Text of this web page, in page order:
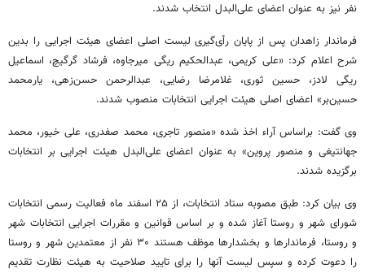
نفر نیز به عنوان اعضای علی‌البدل انتخاب شدند.
فرماندار زاهدان پس از پایان رأی‌گیری لیست اصلی اعضای هیئت اجرایی را بدین
شرح اعلام کرد: «علی کریمی، عبدالحکیم ریگی میرجاوه، فرشاد گرگیچ، اسماعیل
ریگی لادز، حسین ثوری، غلامرضا رضایی، عبدالرحمن حسن‌زهی، یارمحمد
حسین‌بر» اعضای اصلی هیئت اجرایی انتخابات منصوب شدند.
وی گفت: براساس آراء اخذ شده «منصور تاجری، محمد صفدری، علی خیور، محمد
جهانتیغی و منصور پروین» به عنوان اعضای علی‌البدل هیئت اجرایی بر انتخابات
برگزیده شدند.
وی بیان کرد: طبق مصوبه ستاد انتخابات‌، از ۲۵ اسفند ماه فعالیت رسمی انتخابات
شورای شهر و روستا آغاز شده و بر اساس قوانین و مقررات اجرایی انتخابات شهر
و روستا، فرماندارها و بخشدارها موظف هستند ۳۰ نفر از معتمدین شهر و روستا
را دعوت کرده و سپس لیست آنها را برای تایید صلاحیت به هیئت نظارت تقدیم